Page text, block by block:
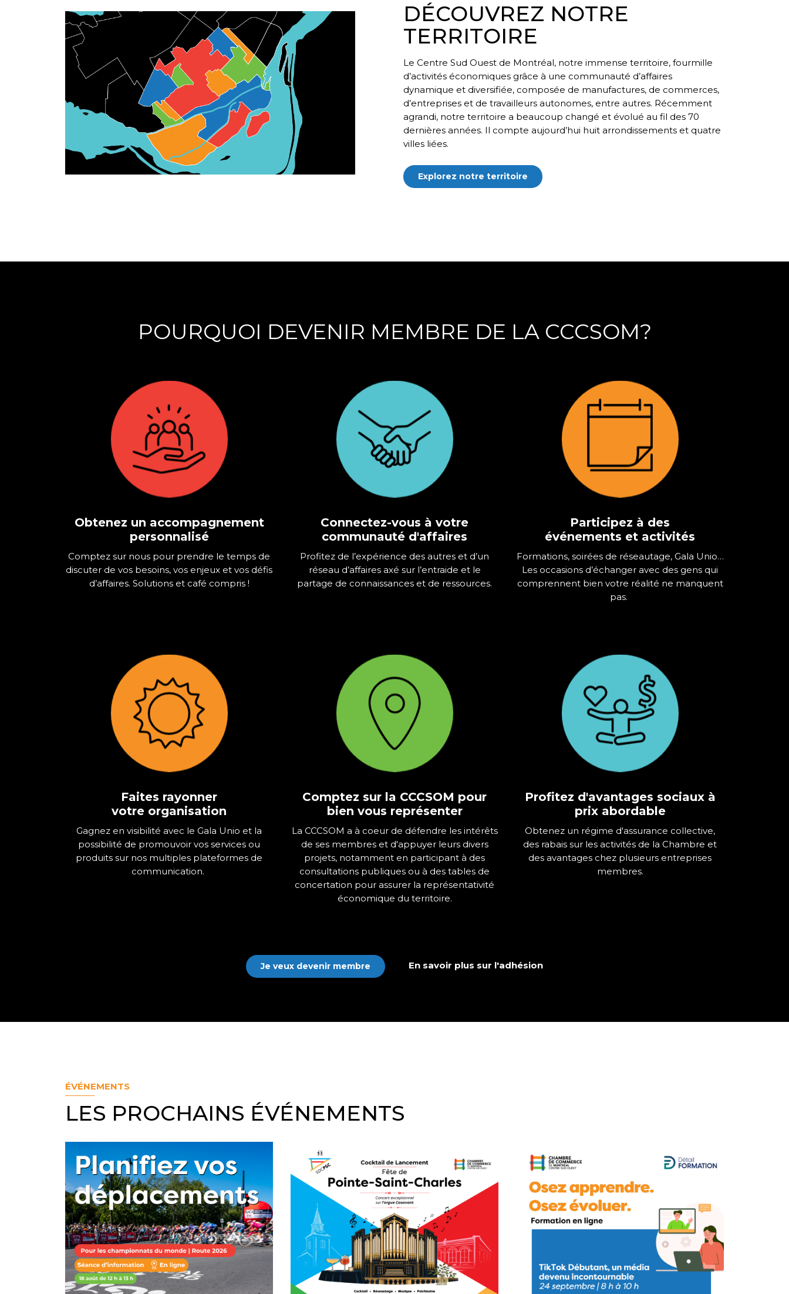
DÉCOUVREZ NOTRE
TERRITOIRE
Le Centre Sud Ouest de Montréal, notre immense territoire, fourmille
d’activités économiques grâce à une communauté d’affaires
dynamique et diversifiée, composée de manufactures, de commerces,
d’entreprises et de travailleurs autonomes, entre autres. Récemment
agrandi, notre territoire a beaucoup changé et évolué au fil des 70
dernières années. Il compte aujourd’hui huit arrondissements et quatre
villes liées.
Explorez notre territoire
POURQUOI DEVENIR MEMBRE DE LA CCCSOM?
Obtenez un accompagnement
personnalisé
Comptez sur nous pour prendre le temps de
discuter de vos besoins, vos enjeux et vos défis
d’affaires. Solutions et café compris !
Connectez-vous à votre
communauté d'affaires
Profitez de l’expérience des autres et d’un
réseau d’affaires axé sur l’entraide et le
partage de connaissances et de ressources.
Participez à des
événements et activités
Formations, soirées de réseautage, Gala Unio…
Les occasions d’échanger avec des gens qui
comprennent bien votre réalité ne manquent
pas.
Faites rayonner
votre organisation
Gagnez en visibilité avec le Gala Unio et la
possibilité de promouvoir vos services ou
produits sur nos multiples plateformes de
communication.
Comptez sur la CCCSOM pour
bien vous représenter
La CCCSOM a à coeur de défendre les intérêts
de ses membres et d'appuyer leurs divers
projets, notamment en participant à des
consultations publiques ou à des tables de
concertation pour assurer la représentativité
économique du territoire.
Profitez d'avantages sociaux à
prix abordable
Obtenez un régime d'assurance collective,
des rabais sur les activités de la Chambre et
des avantages chez plusieurs entreprises
membres.
Je veux devenir membre En savoir plus sur l'adhésion
ÉVÉNEMENTS
LES PROCHAINS ÉVÉNEMENTS